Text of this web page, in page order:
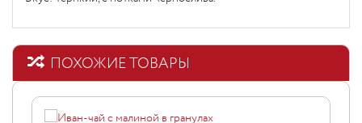
ПОХОЖИЕ ТОВАРЫ